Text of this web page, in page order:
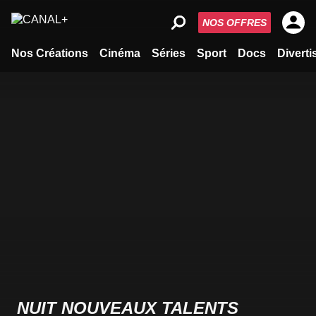
Nos Créations Cinéma Séries Sport Docs
NOS OFFRES
NUIT NOUVEAUX TALENTS